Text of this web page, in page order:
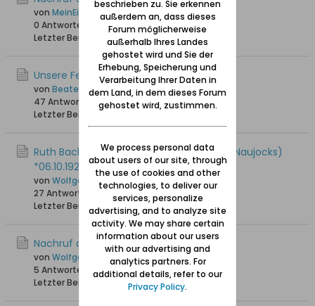
von MeinEichwalde
0 Antworten
3.331 Hits0 Likes
Letzter Beitrag
18.08.2025, 09:52
Unsere Feli ist am 20.5.24 verstorben
von Beate
47 Antworten
18.097 Hits 0 Likes
Letzter Beitrag
22.05.2025, 08:30
Ruth Bachmann (geb. Schneider, gesch. Naujocks)
*06.10.1929 +16.12.2023
von Wolfgang
27 Antworten
12.368 Hits 0 Likes
Letzter Beitrag
18.12.2024, 23:26
Nachruf auf Dieter Schrörs, + 29.11.2006
von Wolfgang
5 Antworten
19.612 Hits0 Likes
Letzter Beitrag
04.11.2024, 13:53
beschrieben zu. Sie erkennen
außerdem an, dass dieses
Forum möglicherweise
außerhalb Ihres Landes
gehostet wird und Sie der
Erhebung, Speicherung und
Verarbeitung Ihrer Daten in
dem Land, in dem dieses Forum
gehostet wird, zustimmen.
We process personal data
about users of our site, through
the use of cookies and other
technologies, to deliver our
services, personalize
advertising, and to analyze site
activity. We may share certain
information about our users
with our advertising and
analytics partners. For
additional details, refer to our
Privacy Policy.